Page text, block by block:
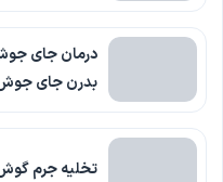
بدرن جای جوش
تخلیه جرم گوش